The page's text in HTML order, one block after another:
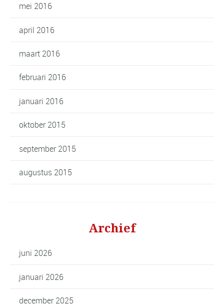
mei 2016
april 2016
maart 2016
februari 2016
januari 2016
oktober 2015
september 2015
augustus 2015
Archief
juni 2026
januari 2026
december 2025